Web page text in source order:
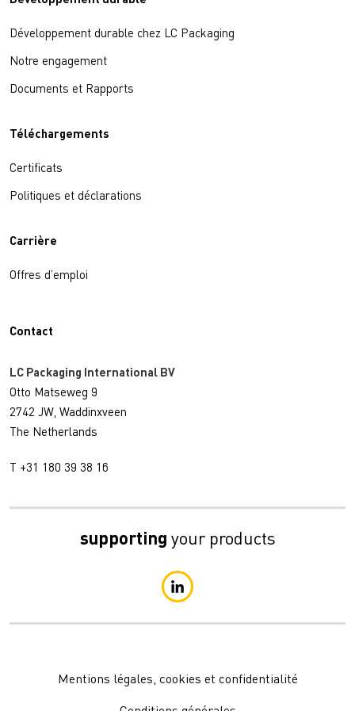
Développement durable chez LC Packaging
Notre engagement
Documents et Rapports
Téléchargements
Certificats
Politiques et déclarations
Carrière
Offres d’emploi
Contact
LC Packaging International BV
Otto Matseweg 9
2742 JW, Waddinxveen
The Netherlands
T +31 180 39 38 16
supporting your products
Mentions légales, cookies et confidentialité